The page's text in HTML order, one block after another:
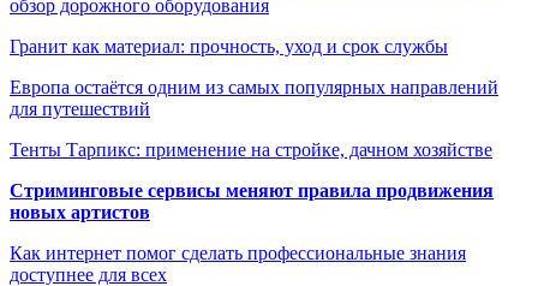
обзор дорожного оборудования
Гранит как материал: прочность, уход и срок службы
Европа остаётся одним из самых популярных направлений
для путешествий
Тенты Тарпикс: применение на стройке, дачном хозяйстве
Стриминговые сервисы меняют правила продвижения
новых артистов
Как интернет помог сделать профессиональные знания
доступнее для всех